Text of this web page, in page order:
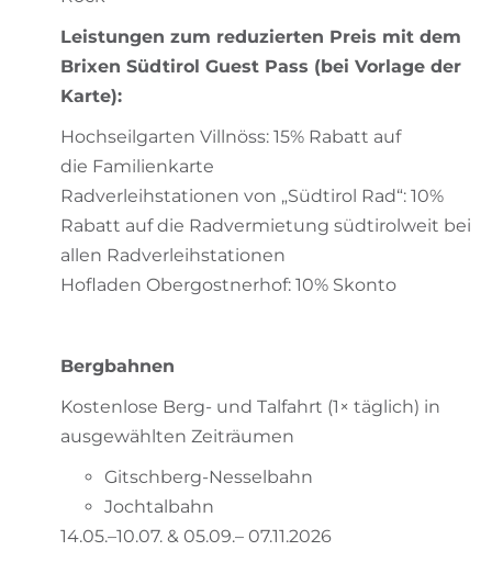
Leistungen zum reduzierten Preis mit dem
Brixen Südtirol Guest Pass (bei Vorlage der
Karte):
Hochseilgarten Villnöss: 15% Rabatt auf
die Familienkarte
Radverleihstationen von „Südtirol Rad“: 10%
Rabatt auf die Radvermietung südtirolweit bei
allen Radverleihstationen
Hofladen Obergostnerhof: 10% Skonto
Bergbahnen
Kostenlose Berg- und Talfahrt (1× täglich) in
ausgewählten Zeiträumen
Gitschberg-Nesselbahn
Jochtalbahn
14.05.–10.07. & 05.09.– 07.11.2026